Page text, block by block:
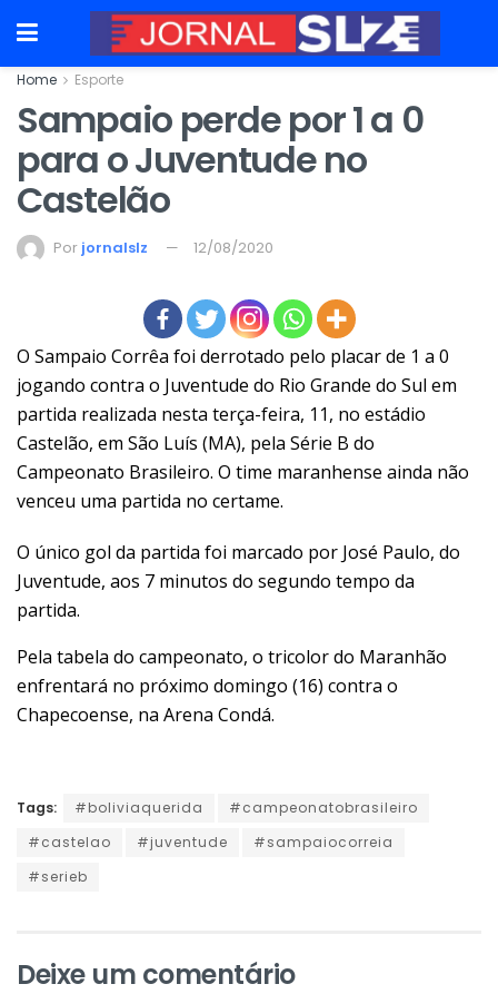
Home Esporte
Sampaio perde por 1 a 0
para o Juventude no
Castelão
Por jornalslz 12/08/2020
O Sampaio Corrêa foi derrotado pelo placar de 1 a 0
jogando contra o Juventude do Rio Grande do Sul em
partida realizada nesta terça-feira, 11, no estádio
Castelão, em São Luís (MA), pela Série B do
Campeonato Brasileiro. O time maranhense ainda não
venceu uma partida no certame.
O único gol da partida foi marcado por José Paulo, do
Juventude, aos 7 minutos do segundo tempo da
partida.
Pela tabela do campeonato, o tricolor do Maranhão
enfrentará no próximo domingo (16) contra o
Chapecoense, na Arena Condá.
Tags: #boliviaquerida
#campeonatobrasileiro
#castelao
#juventude
#sampaiocorreia
#serieb
Deixe um comentário